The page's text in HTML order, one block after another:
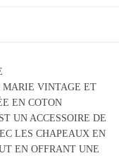
MARIE VINTAGE ET
EN COTON
UN ACCESSOIRE DE
LES CHAPEAUX EN
EN OFFRANT UNE